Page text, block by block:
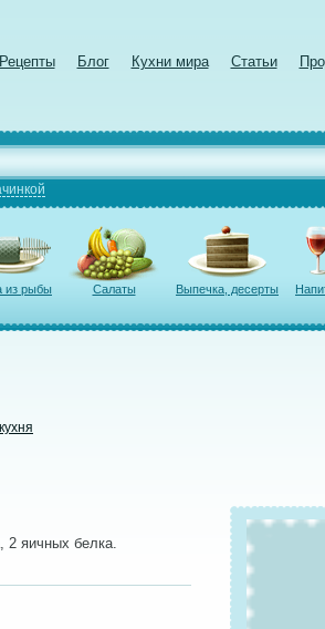
Рецепты Блог Кухни мира Статьи
из рыбы Салаты Выпечка, десерты
2 яичных белка.